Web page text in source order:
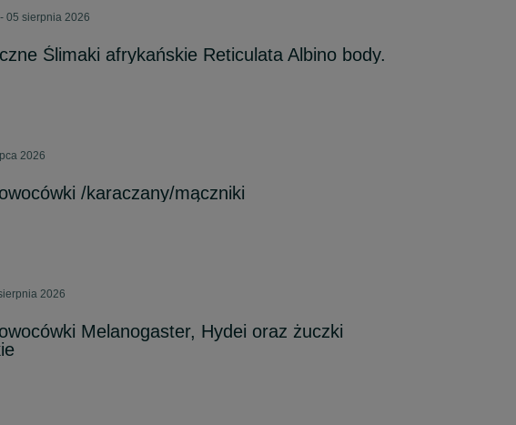
05 sierpnia 2026
Ślimaki afrykańskie Reticulata Albino body.
2026
/karaczany/mączniki
2026
Melanogaster, Hydei oraz żuczki